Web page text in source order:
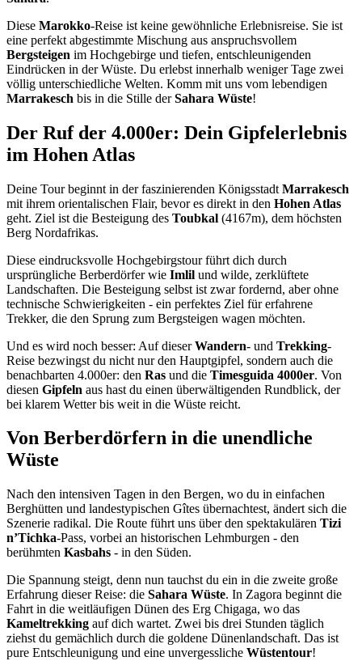
Diese Marokko-Reise ist keine gewöhnliche Erlebnisreise. Sie ist
eine perfekt abgestimmte Mischung aus anspruchsvollem
Bergsteigen im Hochgebirge und tiefen, entschleunigenden
Eindrücken in der Wüste. Du erlebst innerhalb weniger Tage zwei
völlig unterschiedliche Welten. Komm mit uns vom lebendigen
Marrakesch bis in die Stille derSahara Wüste!
Der Ruf der 4.000er: Dein Gipfelerlebnis
im Hohen Atlas
Deine Tour beginnt in der faszinierenden Königsstadt Marrakesch
mit ihrem orientalischen Flair, bevor es direkt in den Hohen Atlas
geht. Ziel ist die Besteigung des Toubkal (4167m), dem höchsten
Berg Nordafrikas.
Diese eindrucksvolle Hochgebirgstour führt dich durch
ursprüngliche Berberdörfer wie Imlil und wilde, zerklüftete
Landschaften. Die Besteigung selbst ist zwar fordernd, aber ohne
technische Schwierigkeiten - ein perfektes Ziel für erfahrene
Trekker, die den Sprung zum Bergsteigen wagen möchten.
Und es wird noch besser: Auf dieserWandern- und Trekking-
Reise bezwingst du nicht nur den Hauptgipfel, sondern auch die
benachbarten 4.000er: den Ras und die Timesguida 4000er. Von
diesen Gipfeln aus hast du einen überwältigenden Rundblick, der
bei klarem Wetter bis weit in die Wüste reicht.
Von Berberdörfern in die unendliche
Wüste
Nach den intensiven Tagen in den Bergen, wo du in einfachen
Berghütten und landestypischen Gîtes übernachtest, ändert sich die
Szenerie radikal. Die Route führt uns über den spektakulären Tizi
n’Tichka-Pass, vorbei an historischen Lehmburgen - den
berühmten Kasbahs - in den Süden.
Die Spannung steigt, denn nun tauchst du ein in die zweite große
Erfahrung dieser Reise: die Sahara Wüste. In Zagora beginnt die
Fahrt in die weitläufigen Dünen des Erg Chigaga, wo das
Kameltrekking auf dich wartet. Zwei bis drei Stunden täglich
ziehst du gemächlich durch die goldene Dünenlandschaft. Das ist
pure Entschleunigung und eine unvergessliche Wüstentour!